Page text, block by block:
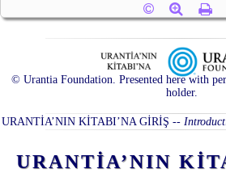
© Urantia Foundation. Presented here with
holder.
URANTİA’NIN KİTABI’NA GİRİŞ --
URANTİA’NIN